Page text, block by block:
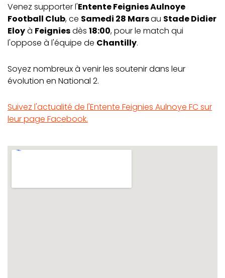
Venez supporter l'Entente Feignies Aulnoye
Football Club, ce Samedi 28 Marsau Stade Didier
Eloyà Feigniesdès 18:00, pour le match qui
l'oppose à l'équipe de Chantilly.
Soyez nombreux à venir les soutenir dans leur
évolution en National 2.
Suivez l'actualité de l'Entente Feignies Aulnoye FC sur
leur page Facebook.